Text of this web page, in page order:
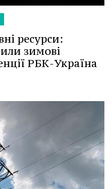
ресурси:
зимові
РБК-Україна